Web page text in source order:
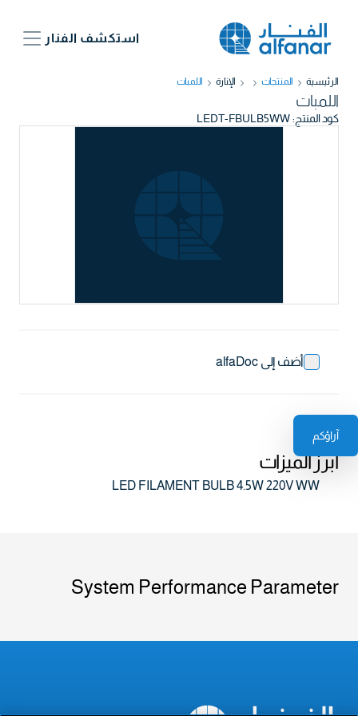
آراؤكم
استكشف الفنار
الرئيسية المنتجات الإنارة اللمبات
أضف إلى alfaDoc
اللمبات
كود المنتج:
LEDT-FBULB5WW
أبرز الميزات
LED FILAMENT BULB 4.5W 220V WW
System Performance Parameter